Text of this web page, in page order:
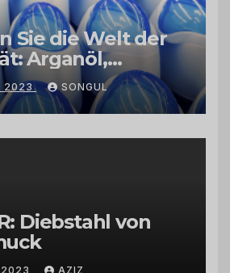
Sie die Welt der
Arganöl,
und
von
und Anbietern
2023 SONGUL
Diebstahl von
2023 AZIZ